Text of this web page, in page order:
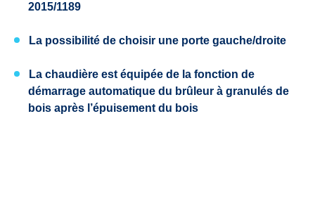
2015/1189
La possibilité de choisir une porte gauche/droite
La chaudière est équipée de la fonction de
démarrage automatique du brûleur à granulés de
bois après l’épuisement du bois